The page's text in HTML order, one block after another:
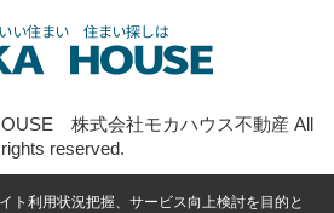
株式会社モカハウス不動産 All
rights reserved.
ト利用状況把握、サービス向上検討を目的と